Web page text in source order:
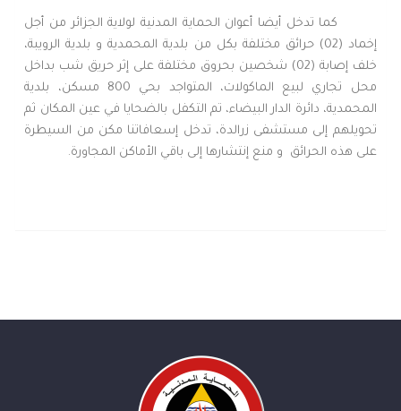
كما تدخل أيضا أعوان الحماية المدنية لولاية الجزائر من أجل
إخماد (02) حرائق مختلفة بكل من بلدية المحمدية و بلدية الرويبة،
خلف إصابة (02) شخصين بحروق مختلفة على إثر حريق شب بداخل
محل تجاري لبيع الماكولات، المتواجد بحي 800 مسكن، بلدية
المحمدية، دائرة الدار البيضاء، تم التكفل بالضحايا في عين المكان ثم
تحويلهم إلى مستشفى زرالدة، تدخل إسعافاتنا مكن من السيطرة
على هذه الحرائق و منع إنتشارها إلى باقي الأماكن المجاورة.